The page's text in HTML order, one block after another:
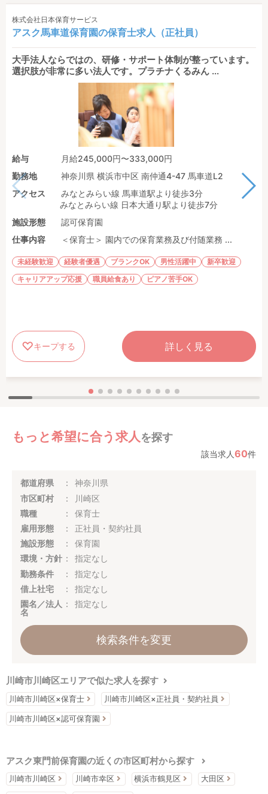
株式会社日本保育サービス
アスク馬車道保育園の保育士求人（正社員）
大手法人ならではの、研修・サポート体制が整っています。
選択肢が非常に多い法人です。プラチナくるみん ...
給与
月給245,000円〜333,000円
勤務地
神奈川県 横浜市中区 南仲通4-47 馬車道L2
アクセス
みなとみらい線 馬車道駅より徒歩3分
みなとみらい線 日本大通り駅より徒歩7分
施設形態
認可保育園
仕事内容
＜保育士＞ 園内での保育業務及び付随業務 ...
未経験歓迎 経験者優遇 ブランクOK 男性活躍中
新卒歓迎
キャリアアップ応援
職員給食あり ピアノ苦手OK
キープする 詳しく見る
もっと希望に合う求人を探す
該当求人60件
都道府県
神奈川県
市区町村
川崎区
職種
保育士
雇用形態
正社員・契約社員
施設形態
保育園
環境・方針
指定なし
勤務条件
指定なし
借上社宅
指定なし
園名／法人
名
指定なし
検索条件を変更
川崎市川崎区エリアで似た求人を探す
川崎市川崎区×保育士 川崎市川崎区×正社員・契約社員
川崎市川崎区×認可保育園
アスク東門前保育園の近くの市区町村から探す
川崎市川崎区 川崎市幸区 横浜市鶴見区 大田区